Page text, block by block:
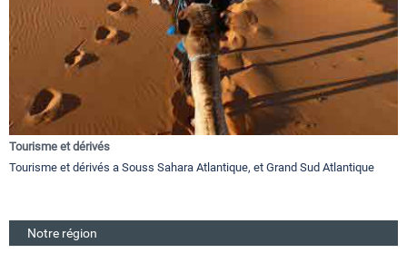
Tourisme et dérivés
Tourisme et dérivés a Souss Sahara Atlantique, et Grand Sud Atlantique
Notre région